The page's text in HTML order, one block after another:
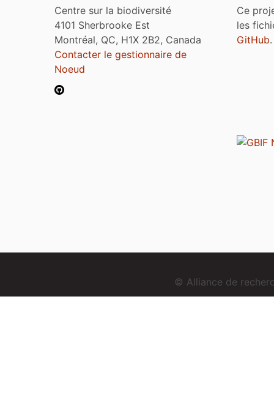
Centre sur la biodiversité
4101 Sherbrooke Est
Montréal, QC, H1X 2B2, Canada
Contacter le gestionnaire de
Noeud
Ce
les
GitHub.
© Alliance de